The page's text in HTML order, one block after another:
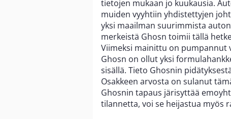
tietojen mukaan jo kuukausia.
muiden vyyhtiin yhdistettyjen
yksi maailman suurimmista
merkeistä Ghosn toimii tällä
Viimeksi mainittu on pumpannut
Ghosn on ollut yksi
sisällä. Tieto Ghosnin
Osakkeen arvosta on sulanut
Ghosnin tapaus järisyttää
tilannetta, voi se heijastua myös